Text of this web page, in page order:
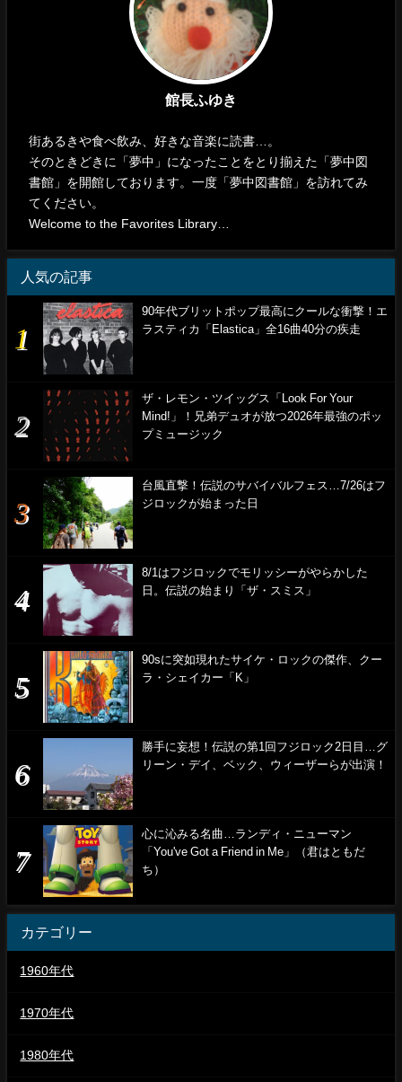
館長ふゆき
街あるきや食べ飲み、好きな音楽に読書…。
そのときどきに「夢中」になったことをとり揃えた「夢中図
書館」を開館しております。一度「夢中図書館」を訪れてみ
てください。
Welcome to the Favorites Library…
人気の記事
90年代ブリットポップ最高にクールな衝撃！エ
ラスティカ「Elastica」全16曲40分の疾走
ザ・レモン・ツイッグス「Look For Your
Mind!」！兄弟デュオが放つ2026年最強のポッ
プミュージック
台風直撃！伝説のサバイバルフェス…7/26はフ
ジロックが始まった日
8/1はフジロックでモリッシーがやらかした
日。伝説の始まり「ザ・スミス」
90sに突如現れたサイケ・ロックの傑作、クー
ラ・シェイカー「K」
勝手に妄想！伝説の第1回フジロック2日目…グ
リーン・デイ、ベック、ウィーザーらが出演！
心に沁みる名曲…ランディ・ニューマン
「You've Got a Friend in Me」（君はともだ
ち）
カテゴリー
1960年代
1970年代
1980年代